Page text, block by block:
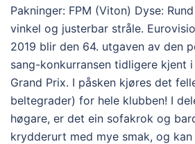
Pakninger: FPM (Viton) Dyse:
vinkel og justerbar stråle.
2019 blir den 64. utgaven av den
sang-konkurransen tidligere kjent
Grand Prix. I påsken kjøres det
beltegrader) for hele klubben! I
høgare, er det ein sofakrok og
krydderurt med mye smak, og